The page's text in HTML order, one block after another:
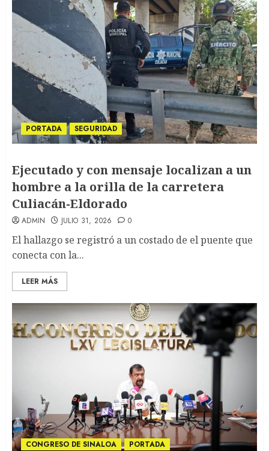
PORTADA SEGURIDAD
Ejecutado y con mensaje localizan a un
hombre a la orilla de la carretera
Culiacán-Eldorado
ADMIN JULIO 31, 2026 0
El hallazgo se registró a un costado de el puente que
conecta con la...
LEER MÁS
CONGRESO DE SINALOA PORTADA